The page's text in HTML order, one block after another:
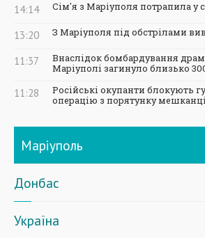
14:14 Сім'я з Маріуполя потрапила у
13:20 З Маріуполя під обстрілами
11:37
Внаслідок бомбардування
Маріуполі загинуло близько
11:28
Російські окупанти блокують
операцію з порятунку
Маріуполь
Донбас
Україна